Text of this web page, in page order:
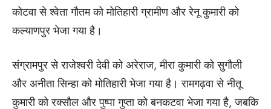
कोटवा से श्वेता गौतम को मोतिहारी ग्रामीण और रेनू कुमारी को
कल्याणपुर भेजा गया है।
संग्रामपुर से राजेश्वरी देवी को अरेराज, मीरा कुमारी को सुगौली
और अनीता सिन्हा को मोतिहारी भेजा गया है। रामगढ़वा से नीतू
कुमारी को रक्सौल और पुष्पा गुप्ता को बनकटवा भेजा गया है, जबकि